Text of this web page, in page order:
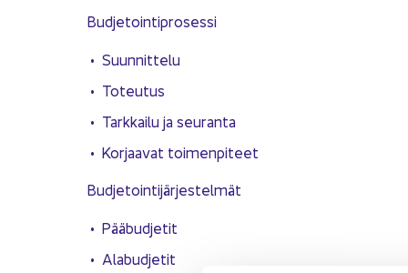
Bud­je­toin­ti­pro­ses­si
Suun­nit­te­lu
To­teu­tus
Tark­kai­lu ja seu­ran­ta
Kor­jaa­vat toi­men­pi­teet
Bud­je­toin­ti­jär­jes­tel­mät
Pää­bud­je­tit
Ala­bud­je­tit